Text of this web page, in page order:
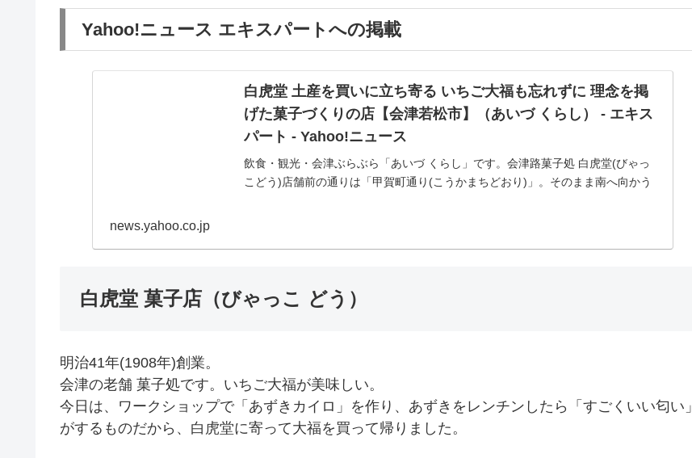
Yahoo!ニュース エキスパートへの掲載
白虎堂 土産を買いに立ち寄る いちご大福も忘れずに 理念を掲
げた菓子づくりの店【会津若松市】（あいづ くらし） - エキス
パート - Yahoo!ニュース
飲食・観光・会津ぶらぶら「あいづ くらし」です。会津路菓子処 白虎堂(びゃっ
こどう)店舗前の通りは「甲賀町通り(こうかまちどおり)」。そのまま南へ向かう
news.yahoo.co.jp
白虎堂 菓子店（びゃっこ どう）
明治41年(1908年)創業。
会津の老舗 菓子処です。いちご大福が美味しい。
今日は、ワークショップで「あずきカイロ」を作り、あずきをレンチンしたら「すごくいい匂い」
がするものだから、白虎堂に寄って大福を買って帰りました。